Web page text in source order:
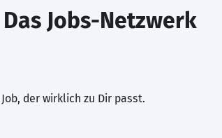
Das Jobs-Netzwerk
der wirklich zu Dir passt.